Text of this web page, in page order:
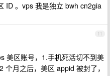
ID 。vps 我是独立 bwh cn2gia
11
美区账号，1.手机死活切不到美
月之后，美区 appid 被封了，